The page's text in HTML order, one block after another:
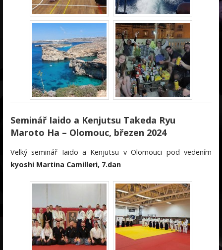
Seminář Iaido a Kenjutsu Takeda Ryu
Maroto Ha – Olomouc, březen 2024
Velký seminář Iaido a Kenjutsu v Olomouci pod vedením
kyoshi Martina Camilleri, 7.dan